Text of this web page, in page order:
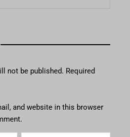
not be published. Required
and website in this browser